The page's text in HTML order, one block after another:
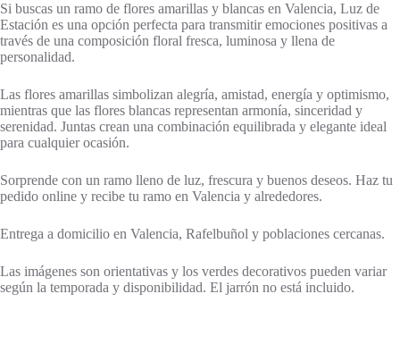
Si buscas un ramo de flores amarillas y blancas en Valencia, Luz de
Estación es una opción perfecta para transmitir emociones positivas a
través de una composición floral fresca, luminosa y llena de
personalidad.
Las flores amarillas simbolizan alegría, amistad, energía y optimismo,
mientras que las flores blancas representan armonía, sinceridad y
serenidad. Juntas crean una combinación equilibrada y elegante ideal
para cualquier ocasión.
Sorprende con un ramo lleno de luz, frescura y buenos deseos. Haz tu
pedido online y recibe tu ramo en Valencia y alrededores.
Entrega a domicilio en Valencia, Rafelbuñol y poblaciones cercanas.
Las imágenes son orientativas y los verdes decorativos pueden variar
según la temporada y disponibilidad. El jarrón no está incluido.